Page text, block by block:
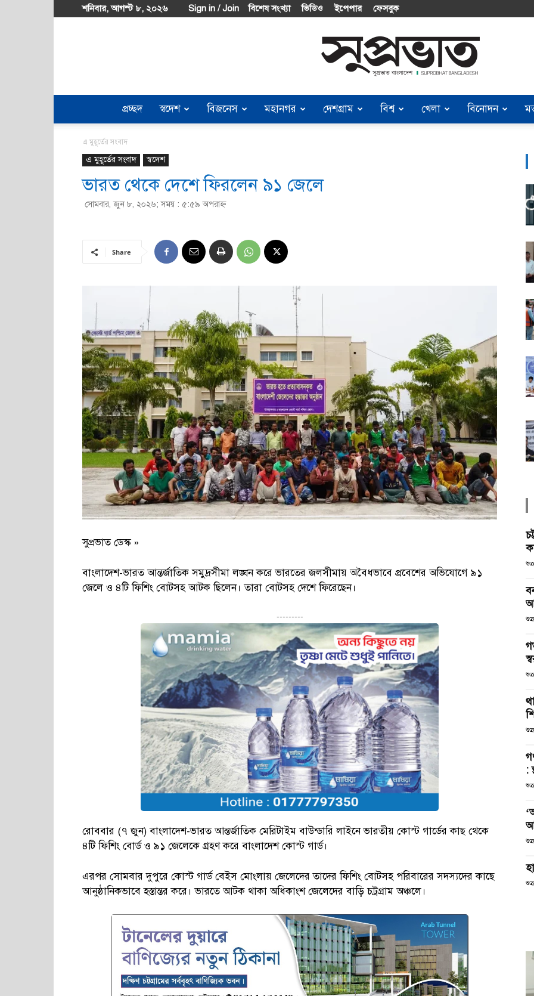
শনিবার, আগস্ট ৮, ২০২৬ Sign in / Join বিশেষ সংখ্যা ভিডিও ইপেপার ফেসবুক
Suprobhat
প্রচ্ছদ স্বদেশ বিজনেস মহানগর দেশগ্রাম বিশ্ব খেলা বিনোদন
এ মুহূর্তের সংবাদ
এ মুহূর্তের সংবাদ স্বদেশ
ভারত থেকে দেশে ফিরলেন ৯১ জেলে
সোমবার, জুন ৮, ২০২৬; সময় : ৫:৫৯ অপরাহ্ণ
Share
সুপ্রভাত ডেস্ক »
বাংলাদেশ-ভারত আন্তর্জাতিক সমুদ্রসীমা লঙ্ঘন করে ভারতের জলসীমায় অবৈধভাবে প্রবেশের অভিযোগে ৯১
জেলে ও ৪টি ফিশিং বোটসহ আটক ছিলেন। তারা বোটসহ দেশে ফিরেছেন।
---------
রোববার (৭ জুন) বাংলাদেশ-ভারত আন্তর্জাতিক মেরিটাইম বাউন্ডারি লাইনে ভারতীয় কোস্ট গার্ডের কাছ থেকে
৪টি ফিশিং বোর্ড ও ৯১ জেলেকে গ্রহণ করে বাংলাদেশ কোস্ট গার্ড।
এরপর সোমবার দুপুরে কোস্ট গার্ড বেইস মোংলায় জেলেদের তাদের ফিশিং বোটসহ পরিবারের সদস্যদের কাছে
আনুষ্ঠানিকভাবে হস্তান্তর করে। ভারতে আটক থাকা অধিকাংশ জেলেদের বাড়ি চট্রগ্রাম অঞ্চলে।
: